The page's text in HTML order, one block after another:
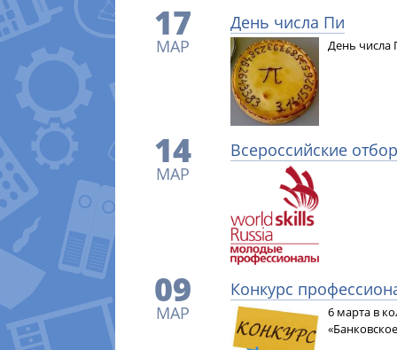
17
МАР
День числа Пи
День числа
14
МАР
Всероссийские
09
МАР
Конкурс
6 марта в